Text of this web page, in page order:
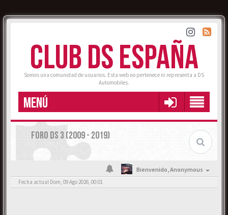
CLUB DS ESPAÑA
Somos una comunidad de usuarios. Esta web no pertenece ni representa a DS
Automobiles.
MENÚ
FORO DS 3 (2009 - 2019)
Bienvenido,Anonymous
Fecha actual Dom, 09 Ago 2026, 00:01